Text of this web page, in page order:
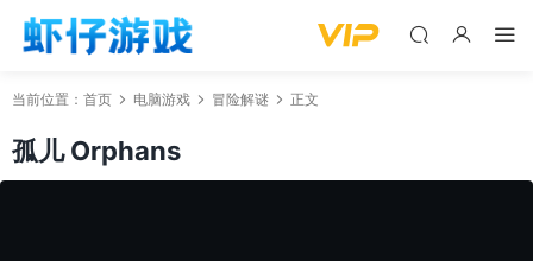
当前位置： 首页 电脑游戏 冒险解谜 正文
孤儿 Orphans